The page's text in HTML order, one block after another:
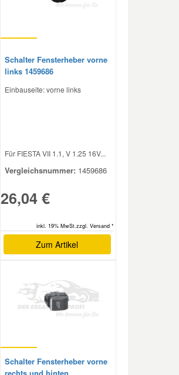
Schalter Fensterheber vorne
links 1459686
Einbauseite: vorne links
Für FIESTA VII 1.1, V 1.25 16V...
Vergleichsnummer: 1459686
26,04 €
inkl. 19% MwSt.zzgl. Versand *
Zum Artikel
Schalter Fensterheber vorne